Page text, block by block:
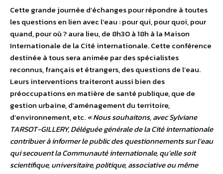
Cette grande journée d’échanges pour répondre à toutes
les questions en lien avec l’eau : pour qui, pour quoi, pour
quand, pour où ? aura lieu, de 8h30 à 18h à la Maison
Internationale de la Cité internationale. Cette conférence
destinée à tous sera animée par des spécialistes
reconnus, français et étrangers, des questions de l’eau.
Leurs interventions traiteront aussi bien des
préoccupations en matière de santé publique, que de
gestion urbaine, d’aménagement du territoire,
d’environnement, etc.« Nous souhaitons, avec Sylviane
TARSOT-GILLERY, Déléguée générale de la Cité internationale
contribuer à informer le public des questionnements sur l’eau
qui secouent la Communauté internationale, qu’elle soit
scientifique, universitaire, politique, associative ou même